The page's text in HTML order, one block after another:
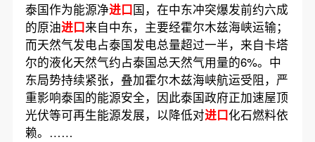
泰国作为能源净进口国，在中东冲突爆发前约六成
的原油进口来自中东，主要经霍尔木兹海峡运输；
而天然气发电占泰国发电总量超过一半，来自卡塔
尔的液化天然气约占泰国总天然气用量的6%。中
东局势持续紧张，叠加霍尔木兹海峡航运受阻，严
重影响泰国的能源安全，因此泰国政府正加速屋顶
光伏等可再生能源发展，以降低对进口化石燃料依
赖。……